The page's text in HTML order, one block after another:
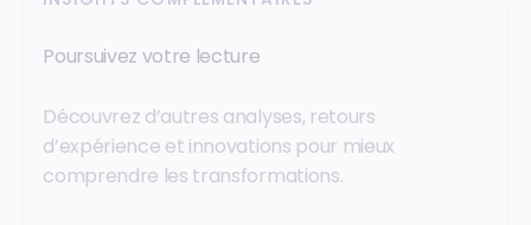
Poursuivez votre lecture
Découvrez d’autres analyses, retours
d’expérience et innovations pour mieux
comprendre les transformations.